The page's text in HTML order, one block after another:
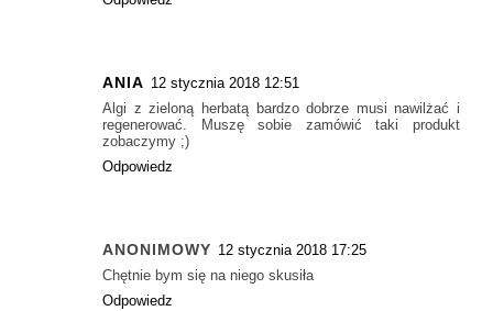
ANIA 12 stycznia 2018 12:51
Algi z zieloną herbatą bardzo dobrze musi nawilżać i
regenerować. Muszę sobie zamówić taki produkt
zobaczymy ;)
Odpowiedz
ANONIMOWY 12 stycznia 2018 17:25
Chętnie bym się na niego skusiła
Odpowiedz